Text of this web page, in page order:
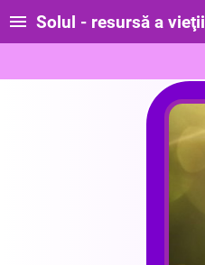
Solul - resursă a vieţii